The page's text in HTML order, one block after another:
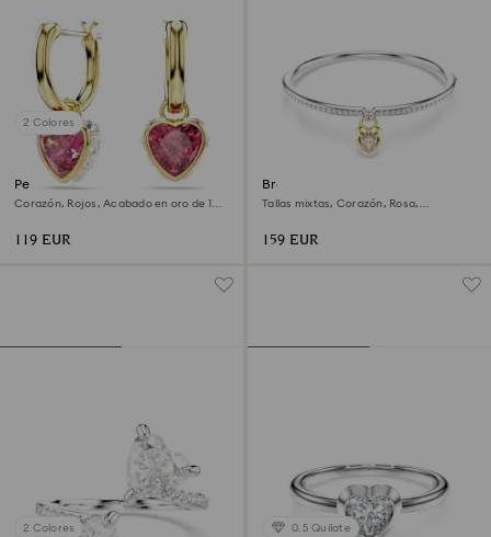
2 Colores
Pendientes Chroma
Corazón, Rojos, Acabado en oro de 18
119 EUR
Brazalete Idyllia
Tallas mixtas, Corazón, Rosa,
159 EUR
2 Colores 0.5 Quilate